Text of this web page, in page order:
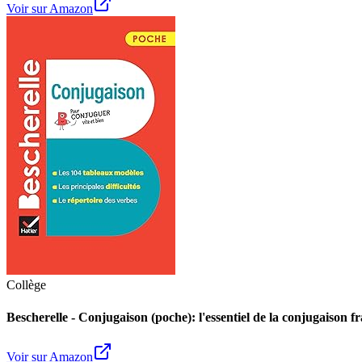
Voir sur Amazon
Collège
Bescherelle - Conjugaison (poche): l'essentiel de la conjugaison
Voir sur Amazon